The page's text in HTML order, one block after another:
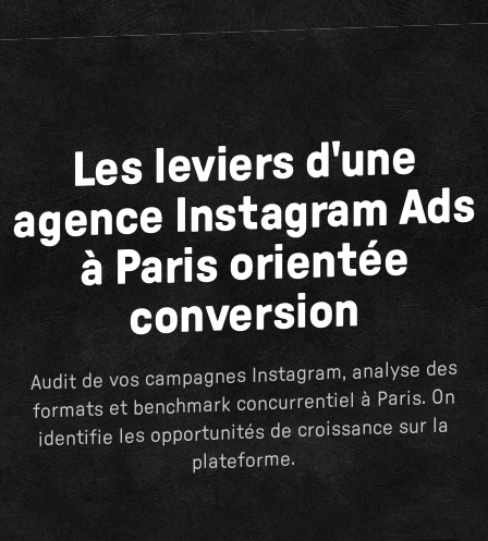
Les leviers d'une
agence Instagram Ads
à Paris orientée
conversion
Audit de vos campagnes Instagram, analyse des
formats et benchmark concurrentiel à Paris. On
identifie les opportunités de croissance sur la
plateforme.